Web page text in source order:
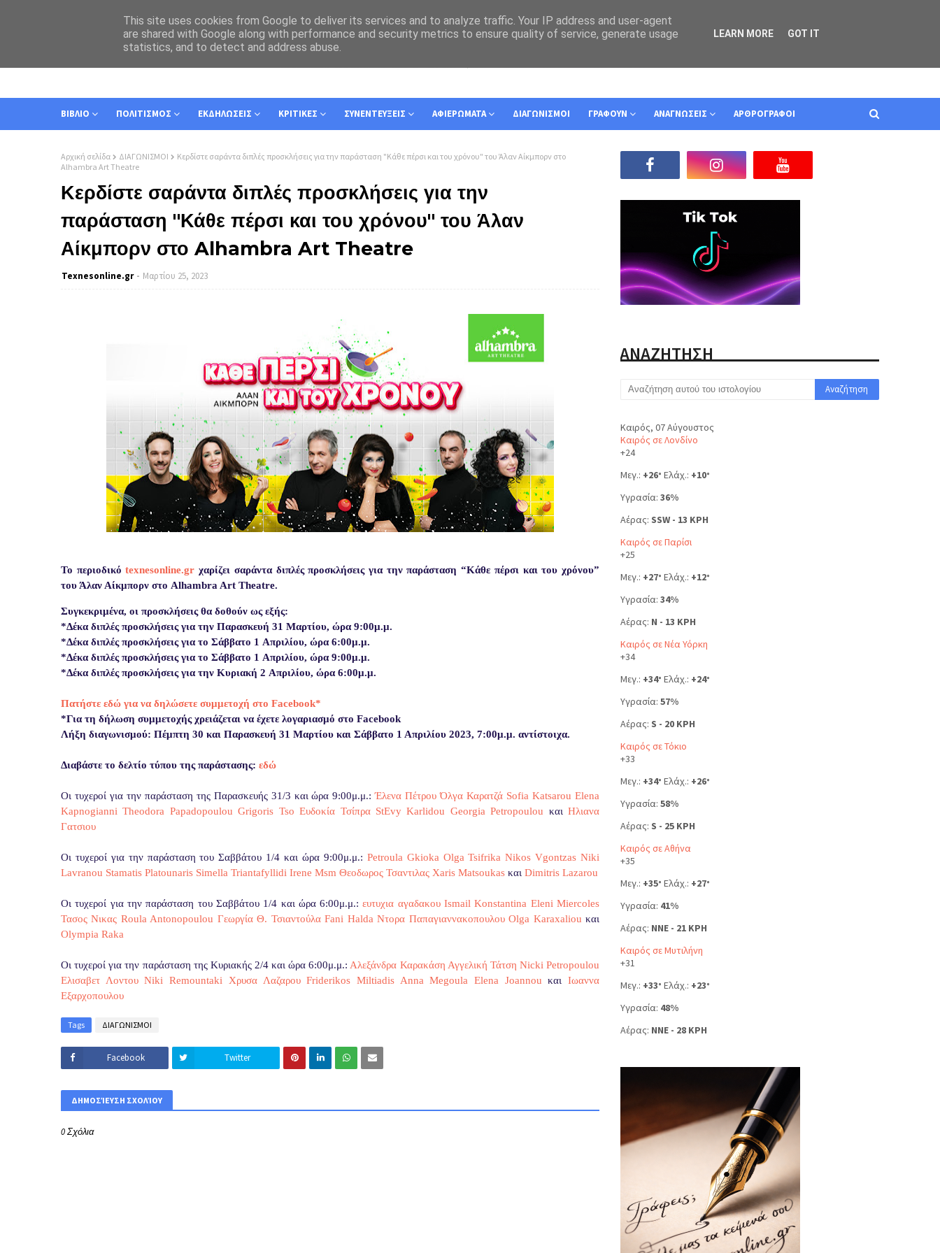
ΣΧΕΤΙΚΑ ΕΠΙΚΟΙΝΩΝΙΑ
ΒΙΒΛΙΟ ΠΟΛΙΤΙΣΜΟΣ ΕΚΔΗΛΩΣΕΙΣ ΚΡΙΤΙΚΕΣ ΣΥΝΕΝΤΕΥΞΕΙΣ ΑΦΙΕΡΩΜΑΤΑ ΔΙΑΓΩΝΙΣΜΟΙ ΓΡΑΦΟΥΝ ΑΝΑΓΝΩΣΕΙΣ ΑΡΘΡΟΓΡΑΦΟΙ
Αρχική σελίδα ΔΙΑΓΩΝΙΣΜΟΙ
Κερδίστε σαράντα διπλές προσκλήσεις για την παράσταση "Κάθε πέρσι και του χρόνου" του Άλαν Αίκμπορν στο
Alhambra Art Theatre
Κερδίστε σαράντα διπλές προσκλήσεις για την
παράσταση "Κάθε πέρσι και του χρόνου" του Άλαν
Αίκμπορν στο Alhambra Art Theatre
Texnesοnline.gr Μαρτίου 25, 2023
Το περιοδικόtexnesonline.gr χαρίζει σαράντα διπλές προσκλήσεις για την παράσταση “Κάθε πέρσι και του χρόνου”
του Άλαν Αίκμπορν στο Alhambra Art Theatre.
Συγκεκριμένα, οι προσκλήσεις θα δοθούν ως εξής:
*Δέκα διπλές προσκλήσεις για την Παρασκευή 31 Μαρτίου, ώρα 9:00μ.μ.
*Δέκαδιπλές προσκλήσεις για το Σάββατο 1 Απριλίου, ώρα 6:00μ.μ.
*Δέκαδιπλές προσκλήσεις για το Σάββατο 1 Απριλίου, ώρα 9:00μ.μ.
*Δέκαδιπλές προσκλήσεις για την Κυριακή 2 Απριλίου, ώρα 6:00μ.μ.
Πατήστε εδώ για να δηλώσετε συμμετοχή στο Facebook*
*Για τη δήλωση συμμετοχής χρειάζεται να έχετε λογαριασμό στο Facebook
Λήξη διαγωνισμού: Πέμπτη 30 και Παρασκευή 31 Μαρτίου και Σάββατο 1 Απριλίου 2023, 7:00μ.μ. αντίστοιχα.
Διαβάστε το δελτίο τύπου της παράστασης: εδώ
Οι τυχεροί για την παράσταση της Παρασκευής 31/3 και ώρα 9:00μ.μ.:Έλενα Πέτρου Όλγα Καρατζά Sofia Katsarou Elena
Kapnogianni Theodora Papadopoulou Grigoris Tso Ευδοκία Τσίπρα StEvy Karlidou Georgia Petropoulou καιΗλιανα
Γατσιου
Οι τυχεροί για την παράσταση του Σαββάτου 1/4 και ώρα 9:00μ.μ.: Petroula Gkioka Olga Tsifrika Nikos Vgontzas Niki
Lavranou Stamatis Platounaris Simella Triantafyllidi Irene Msm Θεοδωρος Τσαντιλας Xaris Matsoukas και Dimitris Lazarou
Οι τυχεροί για την παράσταση του Σαββάτου 1/4 και ώρα 6:00μ.μ.:ευτυχια αγαδακου Ismail Konstantina Eleni Miercoles
Τασος Νικας Roula Antonopoulou Γεωργία Θ. Τσιαντούλα Fani Halda Ντορα Παπαγιαννακοπουλου Olga Karaxaliou και
Olympia Raka
Οι τυχεροί για την παράσταση της Κυριακής 2/4 και ώρα 6:00μ.μ.: Αλεξάνδρα Καρακάση Αγγελική Τάτση Nicki Petropoulou
Ελισαβετ Λοντου Niki Remountaki Χρυσα Λαζαρου Friderikos Miltiadis Anna Megoula Elena Joannou καιΙωαννα
Εξαρχοπουλου
Tags ΔΙΑΓΩΝΙΣΜΟΙ
Facebook Twitter
ΔΗΜΟΣΊΕΥΣΗ ΣΧΟΛΊΟΥ
0 Σχόλια
ΑΝΑΖΗΤΗΣΗ
Καιρός, 07 Αύγουστος
Καιρός σε Λονδίνο
+24
Μεγ.: +26° Ελάχ.: +10°
Υγρασία: 36%
Αέρας: SSW - 13 KPH
Καιρός σε Παρίσι
+25
Μεγ.: +27° Ελάχ.: +12°
Υγρασία: 34%
Αέρας: N - 13 KPH
Καιρός σε Νέα Υόρκη
+34
Μεγ.: +34° Ελάχ.: +24°
Υγρασία: 57%
Αέρας: S - 20 KPH
Καιρός σε Τόκιο
+33
Μεγ.: +34° Ελάχ.: +26°
Υγρασία: 58%
Αέρας: S - 25 KPH
Καιρός σε Αθήνα
+35
Μεγ.: +35° Ελάχ.: +27°
Υγρασία: 41%
Αέρας: NNE - 21 KPH
Καιρός σε Μυτιλήνη
+31
Μεγ.: +33° Ελάχ.: +23°
Υγρασία: 48%
Αέρας: NNE - 28 KPH
This site uses cookies from Google to deliver its services and to analyze traffic. Your IP address and user-agent
are shared with Google along with performance and security metrics to ensure quality of service, generate usage
statistics, and to detect and address abuse.
LEARN MORE GOT IT